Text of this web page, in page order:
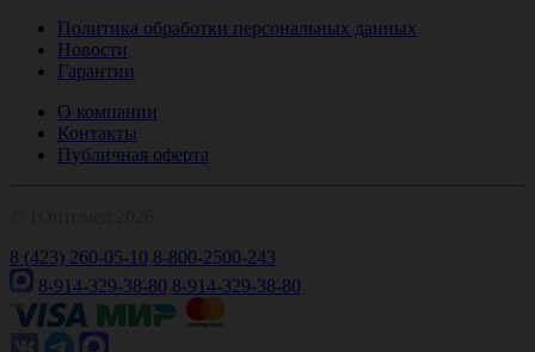
Политика обработки персональных данных
Новости
Гарантии
О компании
Контакты
Публичная оферта
8 (423) 260-05-10 8-800-2500-243
8-914-329-38-80 8-914-329-38-80